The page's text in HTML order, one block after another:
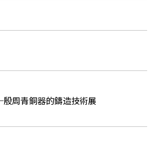
周青銅器的鑄造技術展